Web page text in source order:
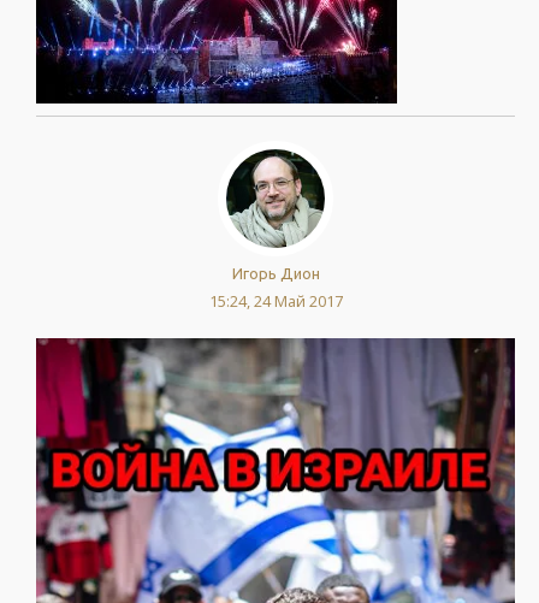
Игорь Дион
15:24, 24 Май 2017